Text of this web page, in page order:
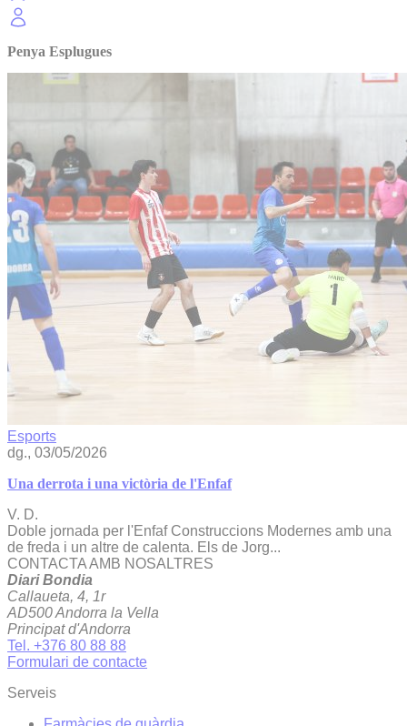
Penya Esplugues
Esports
dg., 03/05/2026
Una derrota i una victòria de l'Enfaf
V. D.
Doble jornada per l'Enfaf Construccions Modernes amb una
de freda i un altre de calenta. Els de Jorg...
CONTACTA AMB NOSALTRES
Diari Bondia
Callaueta, 4, 1r
AD500 Andorra la Vella
Principat d'Andorra
Tel. +376 80 88 88
Formulari de contacte
Serveis